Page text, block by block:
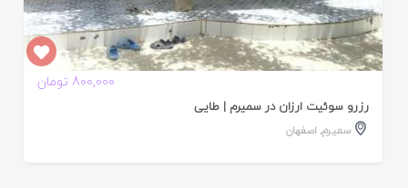
800,000 تومان
رزرو سوئیت ارزان در سمیرم | طایی
سمیرم, اصفهان